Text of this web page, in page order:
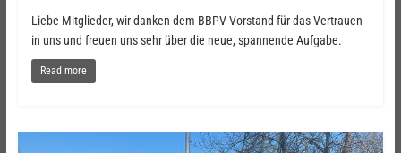
Liebe Mitglieder, wir danken dem BBPV-Vorstand für das Vertrauen
in uns und freuen uns sehr über die neue, spannende Aufgabe.
Read more